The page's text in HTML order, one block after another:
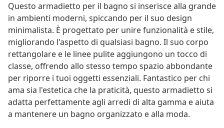
Questo armadietto per il bagno si inserisce alla grande
in ambienti moderni, spiccando per il suo design
minimalista. È progettato per unire funzionalità e stile,
migliorando l'aspetto di qualsiasi bagno. Il suo corpo
rettangolare e le linee pulite aggiungono un tocco di
classe, offrendo allo stesso tempo spazio abbondante
per riporre i tuoi oggetti essenziali. Fantastico per chi
ama sia l'estetica che la praticità, questo armadietto si
adatta perfettamente agli arredi di alta gamma e aiuta
a mantenere un bagno organizzato e alla moda.